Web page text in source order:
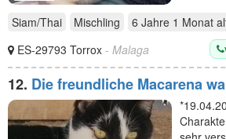
Siam/Thai Mischling 6 Jahre 1 Monat
ES-29793 Torrox - Malaga
12. Die freundliche Macarena
liebe Familie, die ihr ein